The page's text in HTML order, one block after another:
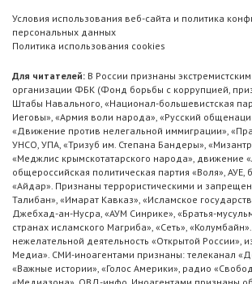
Условия использования веб-сайта и политика
персональных данных
Политика использования cookies
Для читателей: В России признаны
организации ФБК (Фонд борьбы с коррупцией,
Штабы Навального, «Национал-большевистская
Иеговы», «Армия воли народа», «Русский
«Движение против нелегальной иммиграции»,
УНСО, УПА, «Тризуб им. Степана Бандеры»,
«Меджлис крымскотатарского народа», движение
общероссийская политическая партия «Воля», АУЕ,
«Айдар». Признаны террористическими и
Талибан», «Имарат Кавказ», «Исламское
Джебхад-ан-Нусра, «АУМ Синрике», «Братья-
странах исламского Магриба», «Сеть»,
нежелательной деятельность «Открытой России»,
Медиа». СМИ-иноагентами признаны: телеканал
«Важные истории», «Голос Америки», радио
«Медиазона», ОВД-инфо. Иноагентами признаны